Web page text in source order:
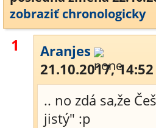
zobraziť chronologicky
1
Aranjes
21.10.2017, 14:52
.. no zdá sa,že
jistý" :p